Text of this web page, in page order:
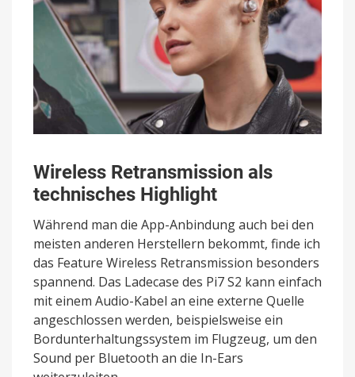
Wireless Retransmission als
technisches Highlight
Während man die App-Anbindung auch bei den
meisten anderen Herstellern bekommt, finde ich
das Feature Wireless Retransmission besonders
spannend. Das Ladecase des Pi7 S2 kann einfach
mit einem Audio-Kabel an eine externe Quelle
angeschlossen werden, beispielsweise ein
Bordunterhaltungssystem im Flugzeug, um den
Sound per Bluetooth an die In-Ears